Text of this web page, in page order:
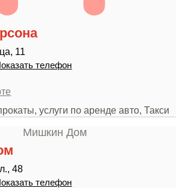
11
телефон
услуги по аренде авто, Такси
48
телефон